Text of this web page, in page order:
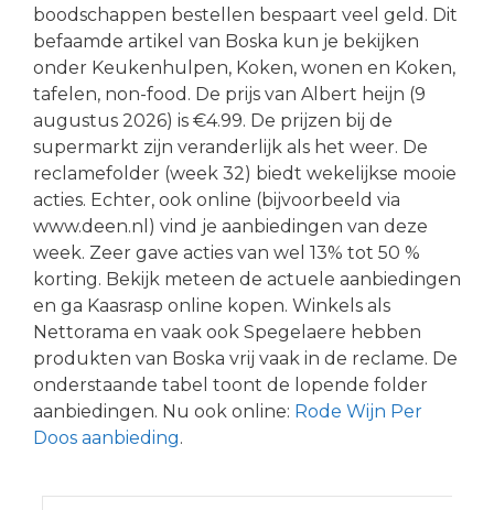
boodschappen bestellen bespaart veel geld. Dit
befaamde artikel van Boska kun je bekijken
onder Keukenhulpen, Koken, wonen en Koken,
tafelen, non-food. De prijs van Albert heijn (9
augustus 2026) is €4.99. De prijzen bij de
supermarkt zijn veranderlijk als het weer. De
reclamefolder (week 32) biedt wekelijkse mooie
acties. Echter, ook online (bijvoorbeeld via
www.deen.nl) vind je aanbiedingen van deze
week. Zeer gave acties van wel 13% tot 50 %
korting. Bekijk meteen de actuele aanbiedingen
en ga Kaasrasp online kopen. Winkels als
Nettorama en vaak ook Spegelaere hebben
produkten van Boska vrij vaak in de reclame. De
onderstaande tabel toont de lopende folder
aanbiedingen. Nu ook online: Rode Wijn Per
Doos aanbieding.